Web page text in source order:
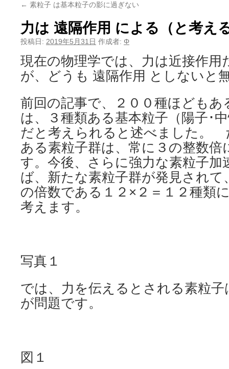
← 素粒子 は基本粒子の影に過ぎない
力は 遠隔作用 による（と考え
投稿日: 2019年5月31日 作成者: Φ
現在の物理学では、力は近接作用
が、どうも 遠隔作用 としないと
前回の記事で、２００種ほどもあ
は、３種類ある基本粒子（陽子･
だと考えられると述べました。
ある素粒子群は、常に３の整数倍
す。今後、さらに強力な素粒子加
ば、新たな素粒子群が発見されて
の倍数である１２×２＝１２種類
考えます。
写真１
では、力を伝えるとされる素粒
が問題です。
図１